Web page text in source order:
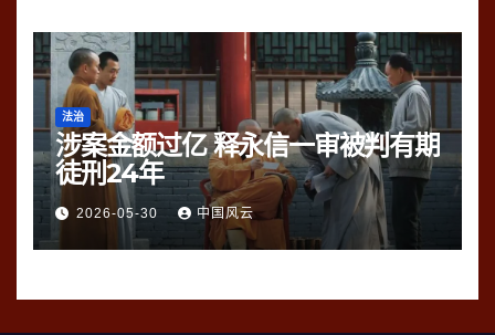
法治
涉案金额过亿 释永信一审被判有期
徒刑24年
2026-05-30 中国风云